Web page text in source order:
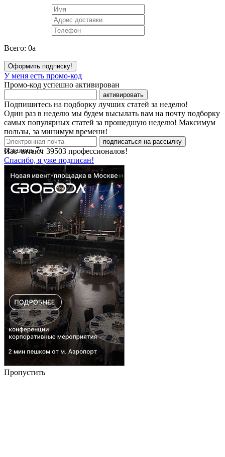
Всего: 0a
Оформить подписку!
У меня есть промо-код
Промо-код успешно активирован
активировать
Подпишитесь на подборку лучших статей за неделю!
Один раз в неделю мы будем высылать вам на почту подборку
самых популярных статей за прошедшую неделю! Максимум
пользы, за минимум времени!
подписаться на рассылку
Нас читают 39503 профессионалов!
Спасибо, я уже подписан!
осталось7с
Пропустить